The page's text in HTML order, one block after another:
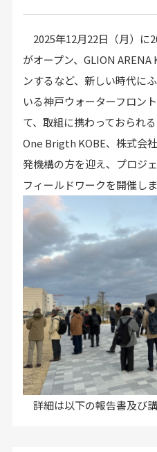
2025年12月22日（月）に
がオープン、GLION
ンするなど、新しい時代に
いる神戸ウォーターフロン
て、取組に携わっておられ
One Brigth KOBE、株式会
発機構の方を迎え、プロジ
フィールドワークを開催しま
詳細は以下の報告書及び